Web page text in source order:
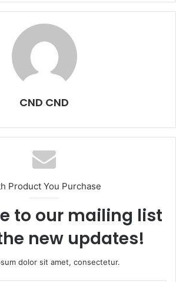
CND CND
Product You Purchase
to our mailing list
new updates!
dolor sit amet, consectetur.